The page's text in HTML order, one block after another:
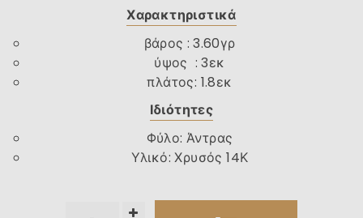
Χαρακτηριστικά
βάρος : 3.60γρ
ύψος : 3εκ
πλάτος: 1.8εκ
Ιδιότητες
Φύλο: Άντρας
Υλικό:Χρυσός 14Κ